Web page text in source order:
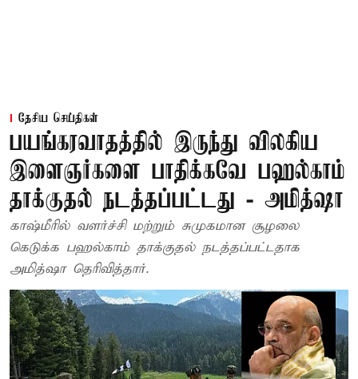
தேசிய செய்திகள்
பயங்கரவாதத்தில் இருந்து விலகிய
இளைஞர்களை பாதிக்கவே பஹல்காம்
தாக்குதல் நடத்தப்பட்டது - அமித்ஷா
காஷ்மீரில் வளர்ச்சி மற்றும் சுமுகமான சூழலை
கெடுக்க பஹல்காம் தாக்குதல் நடத்தப்பட்டதாக
அமித்ஷா தெரிவித்தார்.